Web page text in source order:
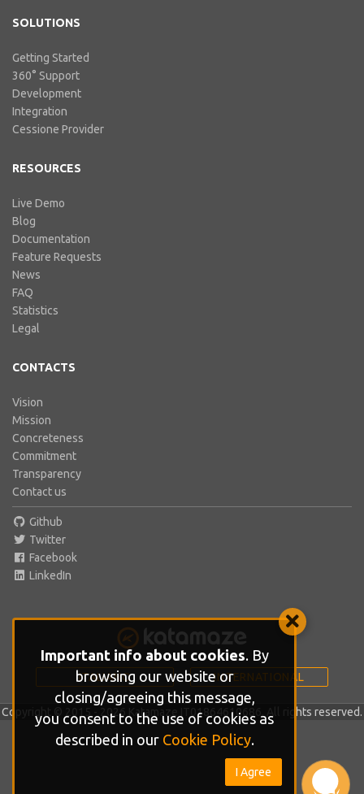
SOLUTIONS
Getting Started
360° Support
Development
Integration
Cessione Provider
RESOURCES
Live Demo
Blog
Documentation
Feature Requests
News
FAQ
Statistics
Legal
CONTACTS
Vision
Mission
Concreteness
Commitment
Transparency
Contact us
Github
Twitter
Facebook
LinkedIn
ITALIANO INTERNATIONAL
Copyright © 2015 - 2026 Katamaze IT01864610686. All rights reserved.
Important info about cookies. By
browsing our website or
closing/agreeing this message,
you consent to the use of cookies as
described in our Cookie Policy.
I Agree